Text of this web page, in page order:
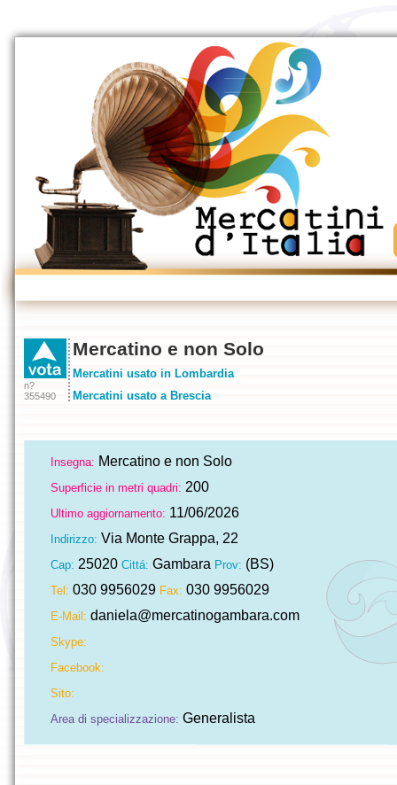
n?
355490
Mercatino e non Solo
Mercatini usato in Lombardia
Mercatini usato a Brescia
Insegna: Mercatino e non Solo
Superficie in metri quadri: 200
Ultimo aggiornamento: 11/06/2026
Indirizzo: Via Monte Grappa, 22
Cap: 25020 Cittá: Gambara Prov: (BS)
Tel: 030 9956029 Fax: 030 9956029
E-Mail: daniela@mercatinogambara.com
Skype:
Facebook:
Sito:
Area di specializzazione: Generalista